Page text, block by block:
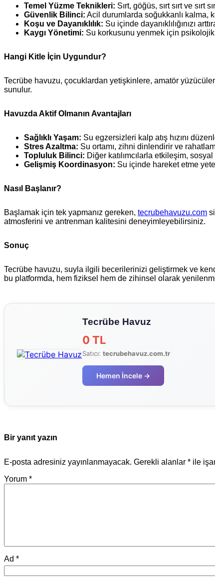
Temel Yüzme Teknikleri: Sırt, göğüs, sırt sırt ve
Güvenlik Bilinci: Acil durumlarda soğukkanlı kalma,
Koşu ve Dayanıklılık: Su içinde dayanıklılığınızı
Kaygı Yönetimi: Su korkusunu yenmek için
Hangi Kitle İçin Uygundur?
Tecrübe havuzu, çocuklardan yetişkinlere, amatör
sunulur.
Havuzda Aktif Olmanın Avantajları
Sağlıklı Yaşam: Su egzersizleri kalp atış hızını
Stres Azaltma: Su ortamı, zihni dinlendirir ve
Topluluk Bilinci: Diğer katılımcılarla etkileşim,
Gelişmiş Koordinasyon: Su içinde hareket etme
Nasıl Başlanır?
Başlamak için tek yapmanız gereken, tecrubehavuzu.com
atmosferini ve antrenman kalitesini deneyimleyebilirsiniz.
Sonuç
Tecrübe havuzu, suyla ilgili becerilerinizi geliştirmek ve
bu platformda, hem fiziksel hem de zihinsel olarak
Tecrübe Havuz
0 TL
Satıcı: tecrubehavuz.com.tr
Hemen İncele →
Bir yanıt yazın
E-posta adresiniz yayınlanmayacak. Gerekli alanlar * ile
Yorum *
Ad *